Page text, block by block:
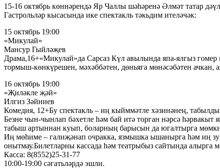
15-16 октябрь көннәрендә Яр Чаллы шәһәренә Әлмәт татар
Гастрольләр кысасында ике спектакль тәкьдим ителәчәк:
15 октябрь 19:00
«Микулай»
Мансур Гыйләҗев
Драма,16+«Микулай»да Сарсаз Күл авылында япа-ялгыз
тормыш-көнкүрешен, мәхәббәтен, дөньяга мөнәсәбәтен
16 октябрь 19:00
«Җиләкле җәй»
Илгиз Зәйниев
Комедия, 12+Бу спектакль – иң кыйммәтле хәзинәнең,
Безне чын-чынлап бәхетле һәм бай итә торган нәрсә
табыш артыннан куып, боларның барысын да югалтырга
Иң мөһиме – галиҗәнап очракка, язмышка ышанырга һәм иң
онытмау.Билетларны кассада һәм театрыбыз сайтында алырга
Касса: 8(8552)25-31-77
10:00-19:00 сәгатьләрдә эшли.